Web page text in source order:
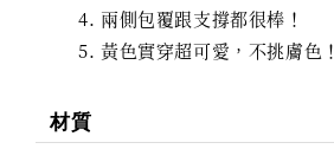
兩側包覆跟支撐都很棒！
黃色實穿超可愛，不挑膚色！
材質